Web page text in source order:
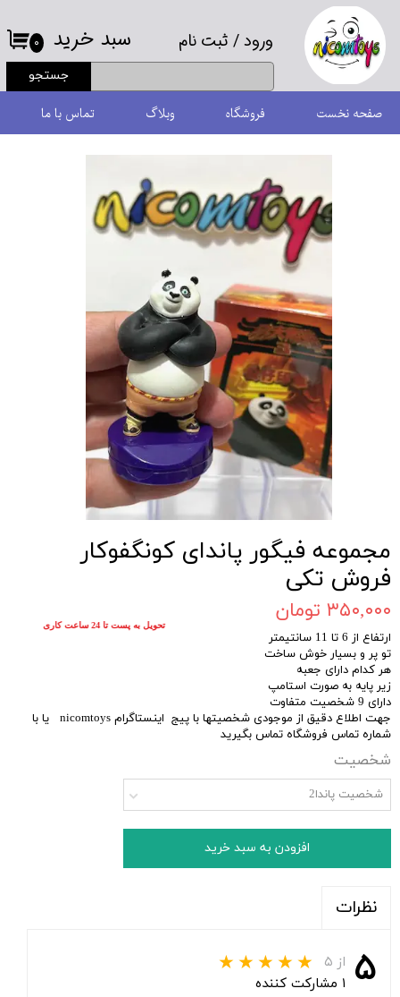
ورود/ ثبت نام
حساب کاربری من
تغییر گذر واژه
سفارشات
خروج از حساب کاربری
جستجو
۰ سبد خرید
صفحه نخست فروشگاه وبلاگ تماس با ما
مجموعه فیگور پاندای کونگفوکار
فروش تکی
۳۵۰,۰۰۰ تومان
ارتفاع از 6 تا 11 سانتیمتر
تو پر و بسیار خوش ساخت
هر کدام دارای جعبه
زیر پایه به صورت استامپ
دارای 9 شخصیت متفاوت
جهت اطلاع دقیق از موجودی شخصیتها با پیج اینستاگرام nicomtoys یا با
شماره تماس فروشگاه تماس بگیرید
شخصیت
شخصیت پاندا2
افزودن به سبد خرید
نظرات
۵ از ۵
۱ مشارکت کننده
تحویل به پست تا 24 ساعت کاری